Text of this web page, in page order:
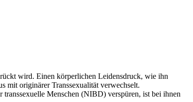
wird. Einen körperlichen Leidensdruck, wie ihn
mit originärer Transsexualität verwechselt.
Menschen (NIBD) verspüren, ist bei ihnen